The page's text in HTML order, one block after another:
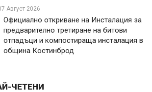
Август 2026
Официално откриване на Инсталация за
предварително третиране на битови
отпадъци и компостираща инсталация в
община Костинброд
ЧЕТЕНИ